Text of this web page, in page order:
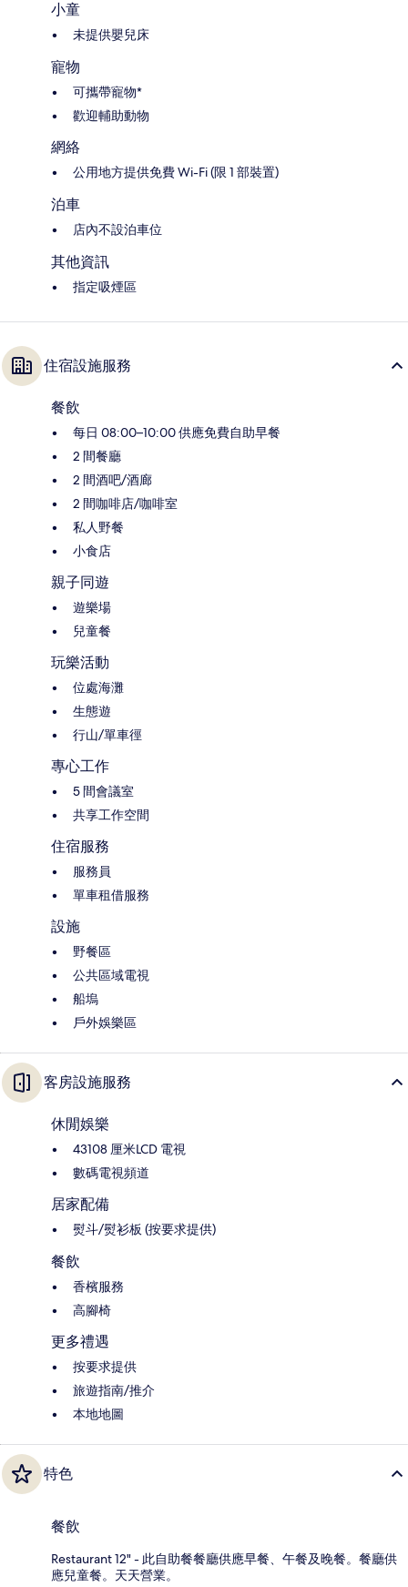
小童
未提供嬰兒床
寵物
可攜帶寵物*
歡迎輔助動物
網絡
公用地方提供免費 Wi-Fi (限 1 部裝置)
泊車
店內不設泊車位
其他資訊
指定吸煙區
住宿設施服務
餐飲
每日 08:00–10:00 供應免費自助早餐
2 間餐廳
2 間酒吧/酒廊
2 間咖啡店/咖啡室
私人野餐
小食店
親子同遊
遊樂場
兒童餐
玩樂活動
位處海灘
生態遊
行山/單車徑
專心工作
5 間會議室
共享工作空間
住宿服務
服務員
單車租借服務
設施
野餐區
公共區域電視
船塢
戶外娛樂區
客房設施服務
休閒娛樂
43108 厘米LCD 電視
數碼電視頻道
居家配備
熨斗/熨衫板 (按要求提供)
餐飲
香檳服務
高腳椅
更多禮遇
按要求提供
旅遊指南/推介
本地地圖
特色
餐飲
Restaurant 12" - 此自助餐餐廳供應早餐、午餐及晚餐。餐廳供
應兒童餐。天天營業。